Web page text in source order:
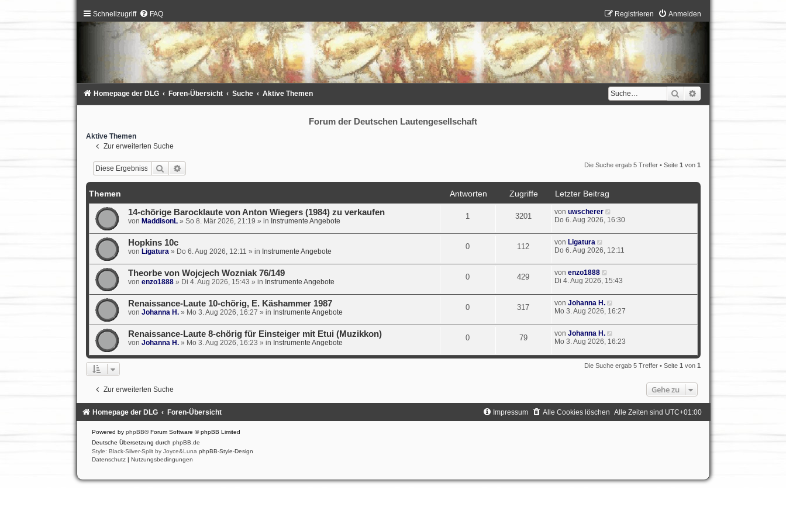
Schnellzugriff FAQ Anmelden
Registrieren
Suche
Homepage der DLG Foren-Übersicht Suche Aktive Themen
Forum der Deutschen Lautengesellschaft
Aktive Themen
Zur erweiterten Suche
Suche Die Suche ergab 5 Treffer • Seite 1 von 1
Themen Antworten Zugriffe
Letzter Beitrag
14-chörige Barocklaute von Anton Wiegers (1984) zu verkaufen
von MaddisonL» So 8. Mär 2026, 21:19 » in Instrumente Angebote
1 3201 von uwscherer
Do 6. Aug 2026, 16:30
Hopkins 10c
von Ligatura» Do 6. Aug 2026, 12:11 » in Instrumente Angebote
0 112 von Ligatura
Do 6. Aug 2026, 12:11
Theorbe von Wojcjech Wozniak 76/149
von enzo1888» Di 4. Aug 2026, 15:43 » in Instrumente Angebote
0 429 von enzo1888
Di 4. Aug 2026, 15:43
Renaissance-Laute 10-chörig, E. Käshammer 1987
von Johanna H.» Mo 3. Aug 2026, 16:27 » in Instrumente Angebote
0 317 von Johanna H.
Mo 3. Aug 2026, 16:27
Renaissance-Laute 8-chörig für Einsteiger mit Etui (Muzikkon)
von Johanna H.» Mo 3. Aug 2026, 16:23 » in Instrumente Angebote
0 79 von Johanna H.
Mo 3. Aug 2026, 16:23
Die Suche ergab 5 Treffer • Seite 1 von 1
Zur erweiterten Suche Gehe zu
Homepage der DLG Foren-Übersicht Alle Zeiten sind UTC+01:00
Alle Cookies löschen
Impressum
Powered by phpBB® Forum Software © phpBB Limited
Deutsche Übersetzung durch phpBB.de
Style: Black-Silver-Split by Joyce&Luna phpBB-Style-Design
Datenschutz | Nutzungsbedingungen